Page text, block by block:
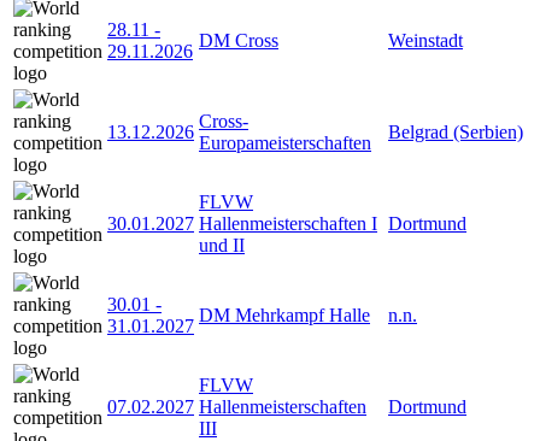
28.11 -
29.11.2026
DM Cross Weinstadt
13.12.2026
Cross-
Europameisterschaften
Belgrad (Serbien)
30.01.2027
FLVW
Hallenmeisterschaften I
und II
Dortmund
30.01 -
31.01.2027
DM Mehrkampf Halle n.n.
07.02.2027
FLVW
Hallenmeisterschaften
III
Dortmund